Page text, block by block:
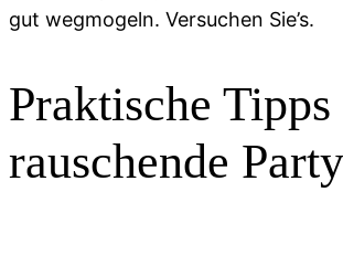
gut wegmogeln. Versuchen Sie’s.
Praktische
rauschende Party